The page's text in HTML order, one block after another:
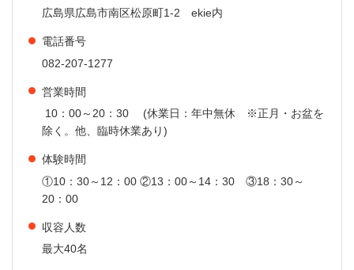
広島県広島市南区松原町1-2 ekie内
電話番号
082-207-1277
営業時間
10：00～20：30 (休業日：年中無休 ※正月・お盆を
除く。他、臨時休業あり)
体験時間
①10：30～12：00 ②13：00～14：30 ③18：30～
20：00
収容人数
最大40名